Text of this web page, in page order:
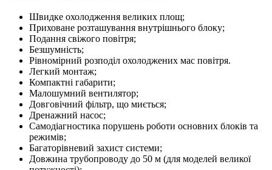
Швидке охолодження великих площ;
Приховане розташування внутрішнього блоку;
Подання свіжого повітря;
Безшумність;
Рівномірний розподіл охолоджених мас повітря.
Легкий монтаж;
Компактні габарити;
Малошумний вентилятор;
Довговічний фільтр, що миється;
Дренажний насос;
Самодіагностика порушень роботи основних блоків та
режимів;
Багаторівневий захист системи;
Довжина трубопроводу до 50 м (для моделей великої